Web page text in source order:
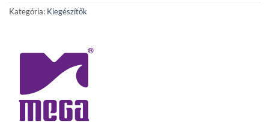
Kategória: Kiegészítők